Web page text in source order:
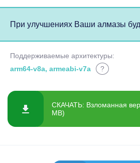
При улучшениях Ваши алмазы
Поддерживаемые архитектуры:
arm64-v8a, armeabi-v7a
?
СКАЧАТЬ: Взломанная
MB)